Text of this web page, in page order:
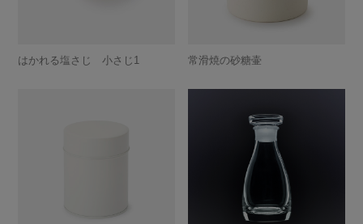
はかれる塩さじ 小さじ1 常滑焼の砂糖壷